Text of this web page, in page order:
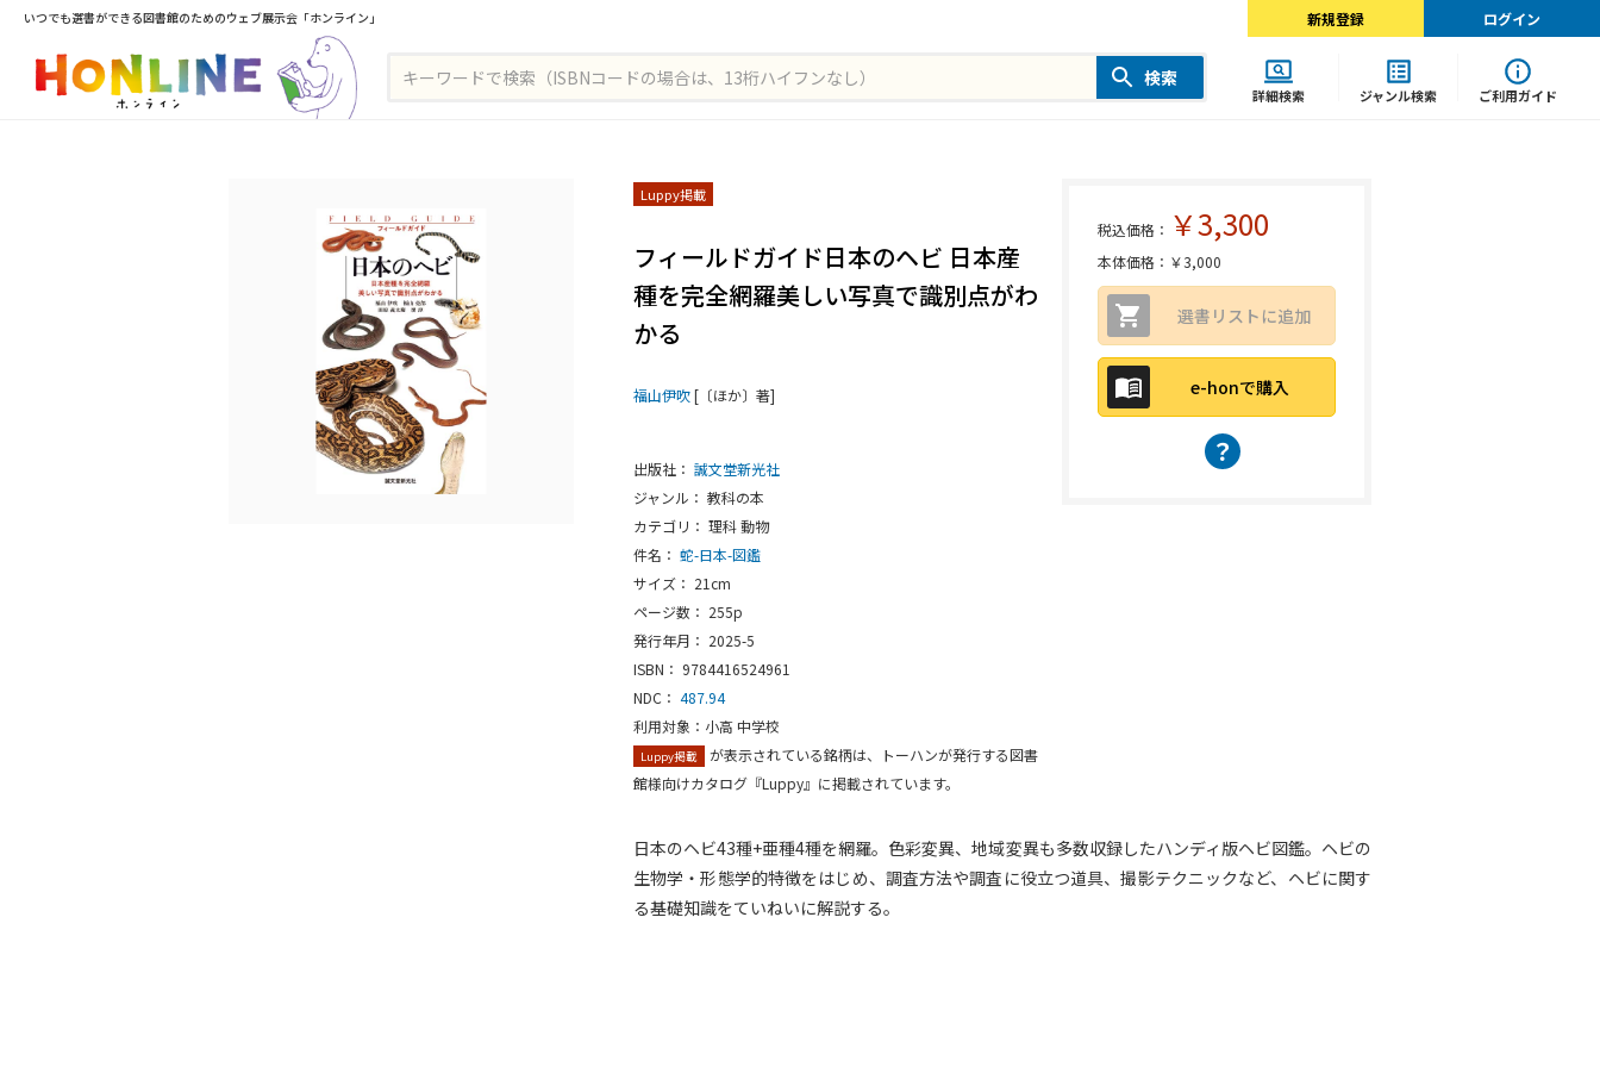
いつでも選書ができる図書館のためのウェブ展示会「ホンライン」 新規登録 ログイン
検索
詳細検索 ジャンル検索 ご利用ガイド
Luppy掲載
フィールドガイド日本のヘビ 日本産
種を完全網羅美しい写真で識別点がわ
かる
福山伊吹[〔ほか〕著]
出版社： 誠文堂新光社
ジャンル： 教科の本
カテゴリ： 理科 動物
件名： 蛇-日本-図鑑
サイズ： 21cm
ページ数： 255p
発行年月： 2025-5
ISBN： 9784416524961
NDC： 487.94
利用対象：小高 中学校
Luppy掲載
が表示されている銘柄は、トーハンが発行する図書
館様向けカタログ『Luppy』に掲載されています。
税込価格： ￥3,300
本体価格：￥3,000
選書リストに追加
e-honで購入
？
日本のヘビ43種+亜種4種を網羅。色彩変異、地域変異も多数収録したハンディ版ヘビ図鑑。ヘビの
生物学・形態学的特徴をはじめ、調査方法や調査に役立つ道具、撮影テクニックなど、ヘビに関す
る基礎知識をていねいに解説する。